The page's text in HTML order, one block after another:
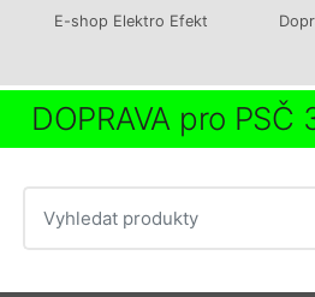
E-shop Elektro Efekt
DOPRAVA pro